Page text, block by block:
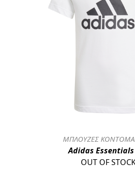
ΜΠΛΟΥΖΕΣ
Adidas Essentials
OUT OF